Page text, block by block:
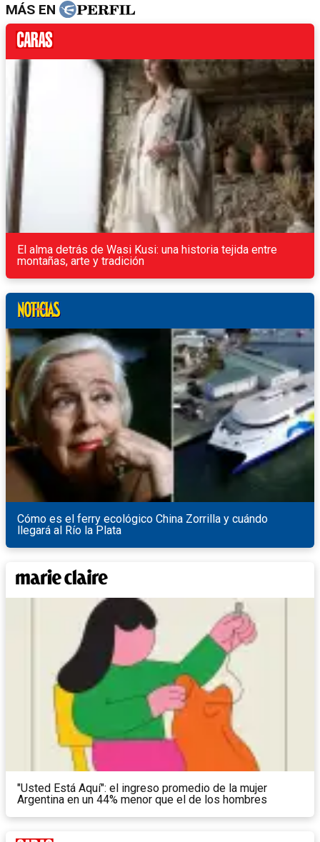
MÁS EN
El alma detrás de Wasi Kusi: una historia tejida entre
montañas, arte y tradición
Cómo es el ferry ecológico China Zorrilla y cuándo
llegará al Río la Plata
"Usted Está Aquí": el ingreso promedio de la mujer
Argentina en un 44% menor que el de los hombres